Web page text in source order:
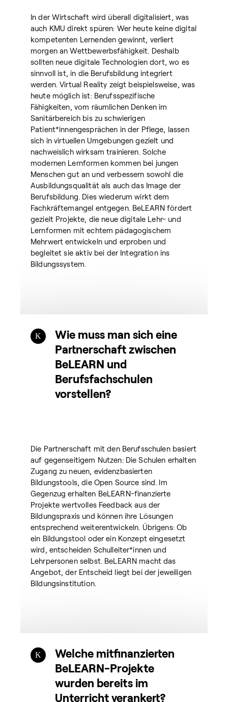
In der Wirtschaft wird überall digitalisiert, was
auch KMU direkt spüren: Wer heute keine digital
kompetenten Lernenden gewinnt, verliert
morgen an Wettbewerbsfähigkeit. Deshalb
sollten neue digitale Technologien dort, wo es
sinnvoll ist, in die Berufsbildung integriert
werden. Virtual Reality zeigt beispielsweise, was
heute möglich ist: Berufsspezifische
Fähigkeiten, vom räumlichen Denken im
Sanitärbereich bis zu schwierigen
Patient*innengesprächen in der Pflege, lassen
sich in virtuellen Umgebungen gezielt und
nachweislich wirksam trainieren. Solche
modernen Lernformen kommen bei jungen
Menschen gut an und verbessern sowohl die
Ausbildungsqualität als auch das Image der
Berufsbildung. Dies wiederum wirkt dem
Fachkräftemangel entgegen. BeLEARN fördert
gezielt Projekte, die neue digitale Lehr- und
Lernformen mit echtem pädagogischem
Mehrwert entwickeln und erproben und
begleitet sie aktiv bei der Integration ins
Bildungssystem.
Wie muss man sich eine
Partnerschaft zwischen
BeLEARN und
Berufsfachschulen
vorstellen?
Die Partnerschaft mit den Berufsschulen basiert
auf gegenseitigem Nutzen: Die Schulen erhalten
Zugang zu neuen, evidenzbasierten
Bildungstools, die Open Source sind. Im
Gegenzug erhalten BeLEARN-finanzierte
Projekte wertvolles Feedback aus der
Bildungspraxis und können ihre Lösungen
entsprechend weiterentwickeln. Übrigens: Ob
ein Bildungstool oder ein Konzept eingesetzt
wird, entscheiden Schulleiter*innen und
Lehrpersonen selbst. BeLEARN macht das
Angebot, der Entscheid liegt bei der jeweiligen
Bildungsinstitution.
Welche mitfinanzierten
BeLEARN-Projekte
wurden bereits im
Unterricht verankert?